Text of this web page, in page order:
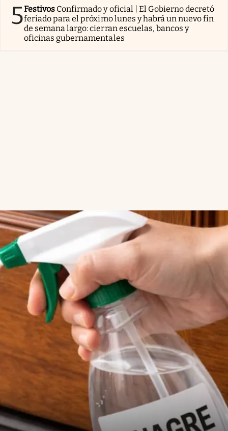
5Festivos Confirmado y oficial | El Gobierno decretó
feriado para el próximo lunes y habrá un nuevo fin
de semana largo: cierran escuelas, bancos y
oficinas gubernamentales